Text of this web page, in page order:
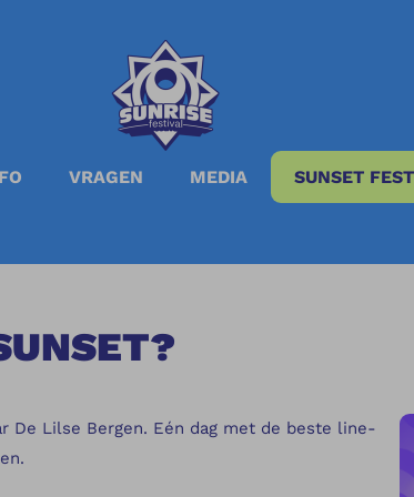
VRAGEN MEDIA SUNSET
De Lilse Bergen. Eén dag met de beste line-